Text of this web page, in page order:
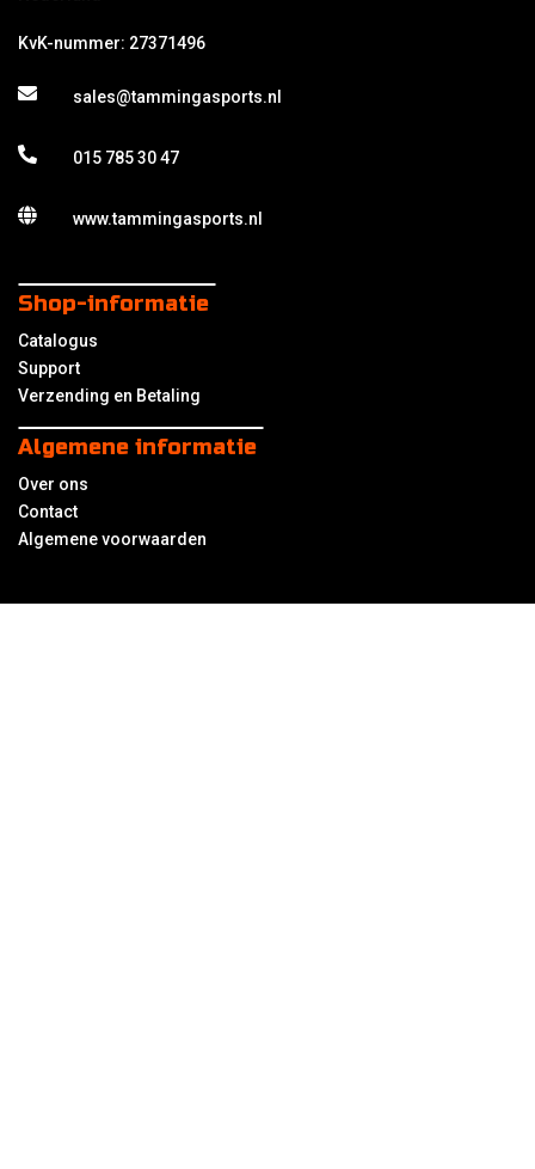
KvK-nummer: 27371496
sales@tammingasports.nl
015 785 30 47
www.tammingasports.nl
Shop-informatie
Catalogus
Support
Verzending en Betaling
Algemene informatie
Over ons
Contact
Algemene voorwaarden